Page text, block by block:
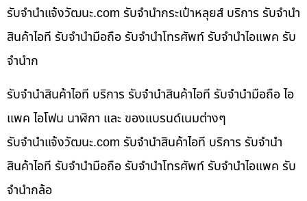
รับจํานําแจ้งวัฒนะ.com รับจำนำกระเป๋าหลุยส์ บริการ รับจำนำ
สินค้าไอที รับจำนำมือถือ รับจำนำโทรศัพท์ รับจำนำไอแพค รับ
จำนำก
รับจำนำสินค้าไอที บริการ รับจำนำสินค้าไอที รับจำนำมือถือ ไอ
แพค ไอโฟน นาฬิกา และ ของแบรนด์เนมต่างๆ
รับจํานําแจ้งวัฒนะ.com รับจำนำสินค้าไอที บริการ รับจำนำ
สินค้าไอที รับจำนำมือถือ รับจำนำโทรศัพท์ รับจำนำไอแพค รับ
จำนำกล้อ